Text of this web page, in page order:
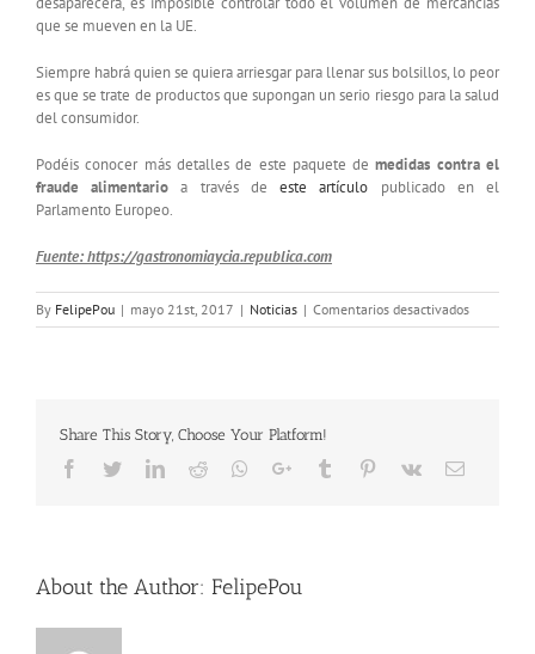
que se mueven en la UE.
Siempre habrá quien se quiera arriesgar para llenar sus bolsillos, lo peor
es que se trate de productos que supongan un serio riesgo para la salud
del consumidor.
Podéis conocer más detalles de este paquete demedidas contra el
fraude alimentario a través deeste artículo publicado en el
Parlamento Europeo.
Fuente: https://gastronomiaycia.republica.com
By FelipePou | mayo 21st, 2017 | Noticias | Comentarios desactivadosen
Share This Story, Choose Your Platform!
Facebook
TwitterLinkedIn
Reddit Whatsapp
Google+Tumblr Pinterest
Vk Email
About the Author: FelipePou